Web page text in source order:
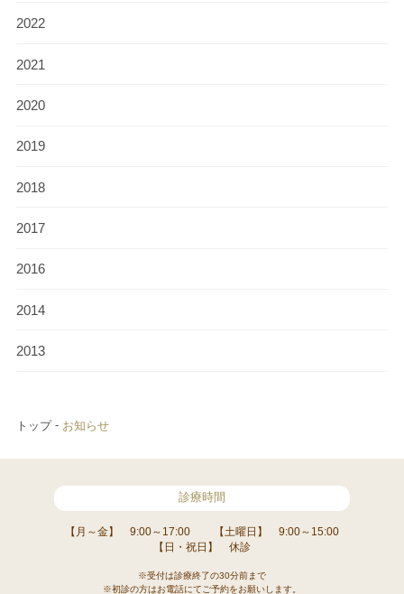
2022
2021
2020
2019
2018
2017
2016
2014
2013
トップ お知らせ
診療時間
【月～金】 9:00～17:00
【土曜日】 9:00～15:00
【日・祝日】 休診
※受付は診療終了の30分前まで
※初診の方はお電話にてご予約をお願いします。